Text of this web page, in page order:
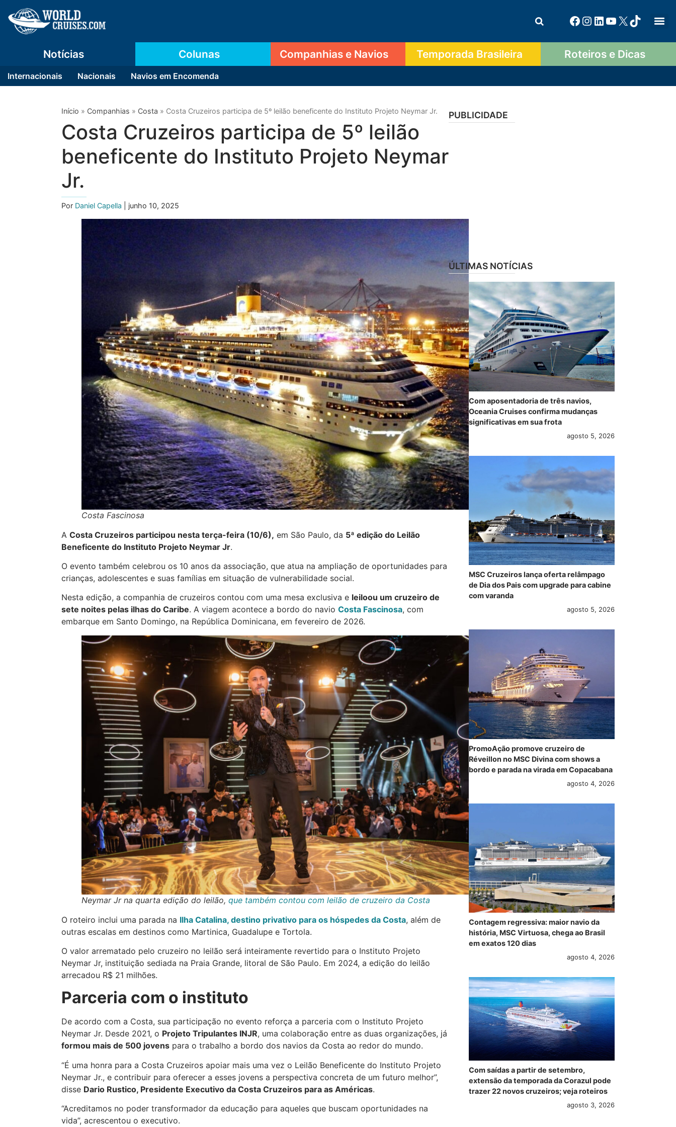
Notícias
Internacionais Nacionais Navios em Encomenda
Colunas Companhias e Navios Temporada Brasileira Roteiros e Dicas
Início » Companhias » Costa » Costa Cruzeiros participa de 5º leilão beneficente do Instituto Projeto Neymar Jr.
Costa Cruzeiros participa de 5º leilão
beneficente do Instituto Projeto Neymar
Jr.
Por Daniel Capella | junho 10, 2025
Costa Fascinosa
A Costa Cruzeiros participou nesta terça-feira (10/6), em São Paulo, da 5ª edição do Leilão
Beneficente do Instituto Projeto Neymar Jr.
O evento também celebrou os 10 anos da associação, que atua na ampliação de oportunidades para
crianças, adolescentes e suas famílias em situação de vulnerabilidade social.
Nesta edição, a companhia de cruzeiros contou com uma mesa exclusiva e leiloou um cruzeiro de
sete noites pelas ilhas do Caribe. A viagem acontece a bordo do navio Costa Fascinosa, com
embarque em Santo Domingo, na República Dominicana, em fevereiro de 2026.
Neymar Jr na quarta edição do leilão, que também contou com leilão de cruzeiro da Costa
O roteiro inclui uma parada na Ilha Catalina, destino privativo para os hóspedes da Costa, além de
outras escalas em destinos como Martinica, Guadalupe e Tortola.
O valor arrematado pelo cruzeiro no leilão será inteiramente revertido para o Instituto Projeto
Neymar Jr, instituição sediada na Praia Grande, litoral de São Paulo. Em 2024, a edição do leilão
arrecadou R$ 21 milhões.
Parceria com o instituto
De acordo com a Costa, sua participação no evento reforça a parceria com o Instituto Projeto
Neymar Jr. Desde 2021, o Projeto Tripulantes INJR, uma colaboração entre as duas organizações, já
formou mais de 500 jovens para o trabalho a bordo dos navios da Costa ao redor do mundo.
“É uma honra para a Costa Cruzeiros apoiar mais uma vez o Leilão Beneficente do Instituto Projeto
Neymar Jr., e contribuir para oferecer a esses jovens a perspectiva concreta de um futuro melhor”,
disse Dario Rustico, Presidente Executivo da Costa Cruzeiros para as Américas.
“Acreditamos no poder transformador da educação para aqueles que buscam oportunidades na
vida”, acrescentou o executivo.
PUBLICIDADE
ÚLTIMAS NOTÍCIAS
Com aposentadoria de três navios,
Oceania Cruises confirma mudanças
significativas em sua frota
agosto 5, 2026
MSC Cruzeiros lança oferta relâmpago
de Dia dos Pais com upgrade para cabine
com varanda
agosto 5, 2026
PromoAção promove cruzeiro de
Réveillon no MSC Divina com shows a
bordo e parada na virada em Copacabana
agosto 4, 2026
Contagem regressiva: maior navio da
história, MSC Virtuosa, chega ao Brasil
em exatos 120 dias
agosto 4, 2026
Com saídas a partir de setembro,
extensão da temporada da Corazul pode
trazer 22 novos cruzeiros; veja roteiros
agosto 3, 2026